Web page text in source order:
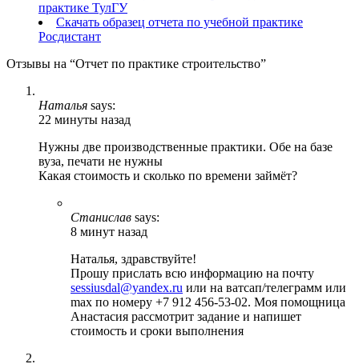
практике ТулГУ
Скачать образец отчета по учебной практике
Росдистант
Отзывы на “Отчет по практике строительство”
Наталья says:
22 минуты назад
Нужны две производственные практики. Обе на базе
вуза, печати не нужны
Какая стоимость и сколько по времени займёт?
Станислав says:
8 минут назад
Наталья, здравствуйте!
Прошу прислать всю информацию на почту
sessiusdal@yandex.ru или на ватсап/телеграмм или
max по номеру +7 912 456-53-02. Моя помощница
Анастасия рассмотрит задание и напишет
стоимость и сроки выполнения